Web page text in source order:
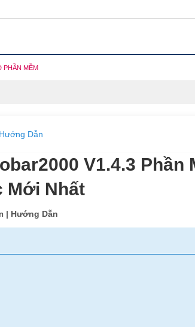
PHẦN MỀM
Hướng Dẫn
V1.4.3 Phần
Mới Nhất
| Hướng Dẫn